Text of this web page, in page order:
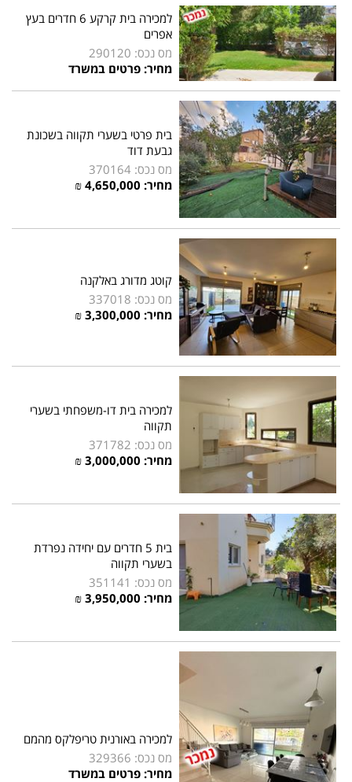
למכירה בית קרקע 6 חדרים בעץ
אפרים
מס נכס: 290120
מחיר: פרטים במשרד
בית פרטי בשערי תקווה בשכונת
גבעת דוד
מס נכס: 370164
מחיר: 4,650,000 ₪
קוטג מדורג באלקנה
מס נכס: 337018
מחיר: 3,300,000 ₪
למכירה בית דו-משפחתי בשערי
תקווה
מס נכס: 371782
מחיר: 3,000,000 ₪
בית 5 חדרים עם יחידה נפרדת
בשערי תקווה
מס נכס: 351141
מחיר: 3,950,000 ₪
למכירה באורנית טריפלקס מהמם
מס נכס: 329366
מחיר: פרטים במשרד